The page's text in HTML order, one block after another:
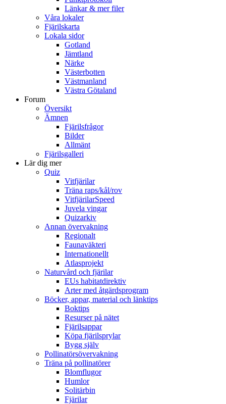
Länkar & mer filer
Våra lokaler
Fjärilskarta
Lokala sidor
Gotland
Jämtland
Närke
Västerbotten
Västmanland
Västra Götaland
Forum
Översikt
Ämnen
Fjärilsfrågor
Bilder
Allmänt
Fjärilsgalleri
Lär dig mer
Quiz
Vitfjärilar
Träna raps/kål/rov
VitfjärilarSpeed
Juvela vingar
Quizarkiv
Annan övervakning
Regionalt
Faunaväkteri
Internationellt
Atlasprojekt
Naturvård och fjärilar
EUs habitatdirektiv
Arter med åtgärdsprogram
Böcker, appar, material och länktips
Boktips
Resurser på nätet
Fjärilsappar
Köpa fjärilsprylar
Bygg själv
Pollinatörsövervakning
Träna på pollinatörer
Blomflugor
Humlor
Solitärbin
Fjärilar